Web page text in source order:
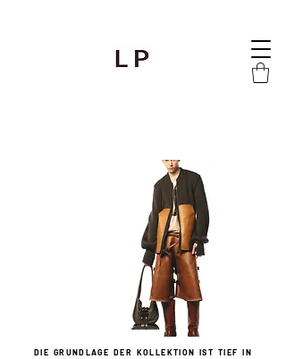
DIE GRUNDLAGE DER KOLLEKTION IST TIEF IN